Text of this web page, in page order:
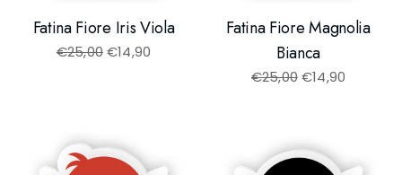
Fatina Fiore Iris Viola
€25,00€14,90
Fatina Fiore Magnolia
Bianca
€25,00€14,90